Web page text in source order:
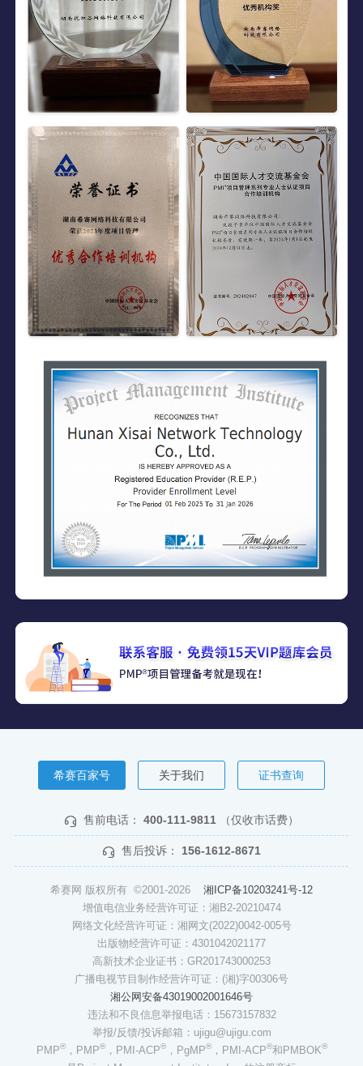
希赛百家号 关于我们 证书查询
售前电话： 400-111-9811 （仅收市话费）
售后投诉： 156-1612-8671
希赛网 版权所有 ©2001-2026 湘ICP备10203241号-12
增值电信业务经营许可证：湘B2-20210474
网络文化经营许可证：湘网文(2022)0042-005号
出版物经营许可证：4301042021177
高新技术企业证书：GR201743000253
广播电视节目制作经营许可证：(湘)字00306号
湘公网安备43019002001646号
违法和不良信息举报电话：15673157832
举报/反馈/投诉邮箱：ujigu@ujigu.com
PMP®，PMP®，PMI-ACP®，PgMP®，PMI-ACP®和PMBOK®